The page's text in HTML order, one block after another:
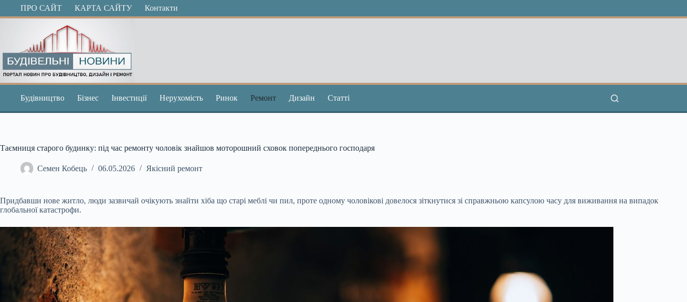
ПерейтиПРО САЙТ КАРТА САЙТУ Контакти
Будівництво Бізнес Інвестиції Нерухомість Ринок Ремонт Дизайн Статті
Таємниця старого будинку: під час ремонту чоловік знайшов моторошний сховок попереднього господаря
Семен Кобець 06.05.2026 Якісний ремонт
Придбавши нове житло, люди зазвичай очікують знайти хіба що старі меблі чи пил, проте одному чоловікові довелося зіткнутися зі справжньою капсулою часу для виживання на випадок
глобальної катастрофи.